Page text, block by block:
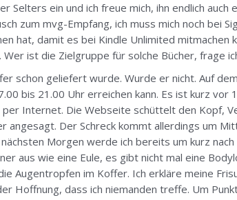
Selters ein und ich freue mich, ihn endlich
zum mvg-Empfang, ich muss mich noch bei
hat, damit es bei Kindle Unlimited mitmachen
ist die Zielgruppe für solche Bücher, frage
schon geliefert wurde. Wurde er nicht. Auf
bis 21.00 Uhr erreichen kann. Es ist kurz
Internet. Die Webseite schüttelt den Kopf,
angesagt. Der Schreck kommt allerdings um
Morgen werde ich bereits um kurz
aus wie eine Eule, es gibt nicht mal eine
Augentropfen im Koffer. Ich erkläre meine
Hoffnung, dass ich niemanden treffe. Um